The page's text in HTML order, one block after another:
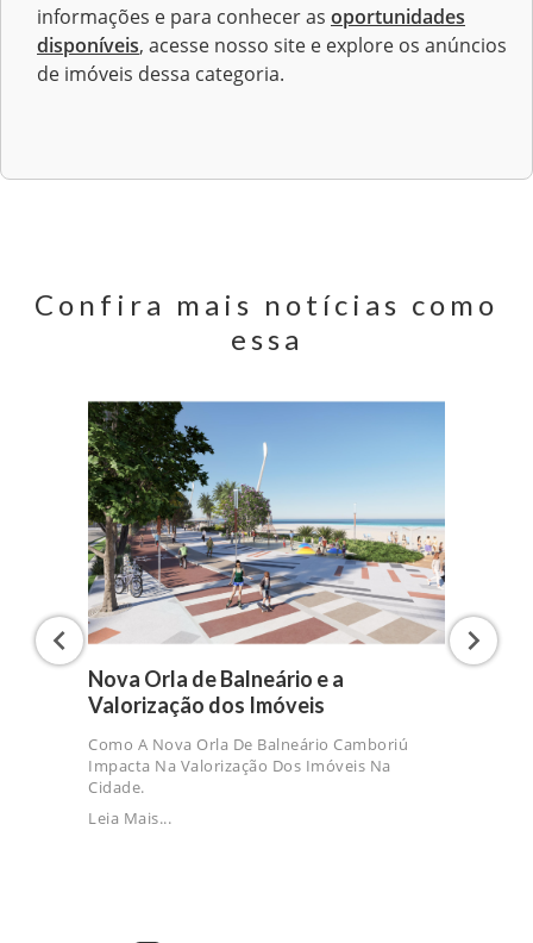
informações e para conhecer as oportunidades
disponíveis, acesse nosso site e explore os anúncios
de imóveis dessa categoria.
Confira mais notícias como
essa
Nova Orla de Balneário e a
Valorização dos Imóveis
Como A Nova Orla De Balneário Camboriú
Impacta Na Valorização Dos Imóveis Na
Cidade.
Leia Mais...